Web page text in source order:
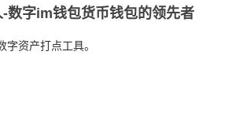
数字im钱包货币钱包的领先者
资产打点工具。